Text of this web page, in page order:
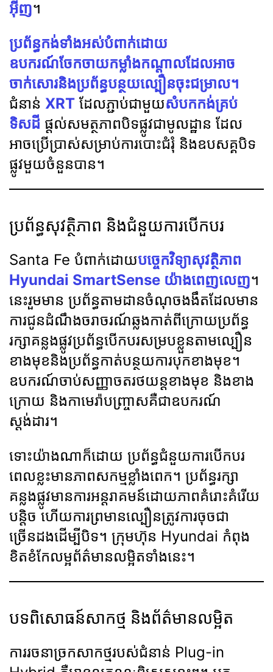
អ៊ីញ។
ប្រព័ន្ធកង់ទាំងអស់បំពាក់ដោយ
ឧបករណ៍ចែកចាយកម្លាំងកណ្តាលដែលអាច
ចាក់សោរនិងប្រព័ន្ធបន្ថយល្បឿនចុះជម្រាល។
ជំនាន់ XRT ដែលភ្ជាប់ជាមួយសំបកកង់គ្រប់
ទិសដី ផ្តល់សមត្ថភាពបិទផ្លូវជាមូលដ្ឋាន ដែល
អាចប្រើប្រាស់សម្រាប់ការបោះជំរុំ និងឧបសគ្គបិទ
ផ្លូវមួយចំនួនបាន។
ប្រព័ន្ធសុវត្ថិភាព និងជំនួយការបើកបរ
Santa Fe បំពាក់ដោយបច្ចេកវិទ្យាសុវត្ថិភាព
Hyundai SmartSense យ៉ាងពេញលេញ។
នេះរួមមាន ប្រព័ន្ធតាមដានចំណុចងងឹតដែលមាន
ការជូនដំណឹងចរាចរណ៍ឆ្លងកាត់ពីក្រោយប្រព័ន្ធ
រក្សាគន្លងផ្លូវប្រព័ន្ធបើកបរសម្របខ្លួនតាមល្បឿន
ខាងមុខនិងប្រព័ន្ធកាត់បន្ថយការបុកខាងមុខ។
ឧបករណ៍ចាប់សញ្ញាចតរថយន្តខាងមុខ និងខាង
ក្រោយ និងកាមេរ៉ាបញ្ច្រាសគឺជាឧបករណ៍
ស្តង់ដារ។
ទោះយ៉ាងណាក៏ដោយ ប្រព័ន្ធជំនួយការបើកបរ
ពេលខ្លះមានភាពសកម្មខ្លាំងពេក។ ប្រព័ន្ធរក្សា
គន្លងផ្លូវមានការអន្តរាគមន៍ដោយភាពគំរោះគំរើយ
បន្តិច ហើយការព្រមានល្បឿនត្រូវការចុចជា
ច្រើនដងដើម្បីបិទ។ ក្រុមហ៊ុន Hyundai កំពុង
ខិតខំកែលម្អព័ត៌មានលម្អិតទាំងនេះ។
បទពិសោធន៍សាកថ្ម និងព័ត៌មានលម្អិត
ការរចនាច្រកសាកថ្មរបស់ជំនាន់ Plug-in